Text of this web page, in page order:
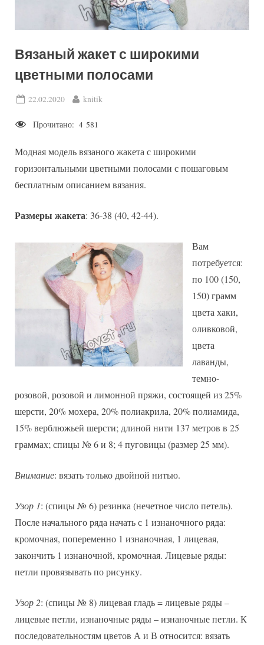
Вязаный жакет с широкими
цветными полосами
Posted
22.02.2020 By
knitik
Прочитано: 4 581
Модная модель вязаного жакета с широкими
горизонтальными цветными полосами с пошаговым
бесплатным описанием вязания.
Размеры жакета: 36-38 (40, 42-44).
Вам
потребуется:
по 100 (150,
150) грамм
цвета хаки,
оливковой,
цвета
лаванды,
темно-
розовой, розовой и лимонной пряжи, состоящей из 25%
шерсти, 20% мохера, 20% полиакрила, 20% полиамида,
15% верблюжьей шерсти; длиной нити 137 метров в 25
граммах; спицы № 6 и 8; 4 пуговицы (размер 25 мм).
Внимание: вязать только двойной нитью.
Узор 1: (спицы № 6) резинка (нечетное число петель).
После начального ряда начать с 1 изнаночного ряда:
кромочная, попеременно 1 изнаночная, 1 лицевая,
закончить 1 изнаночной, кромочная. Лицевые ряды:
петли провязывать по рисунку.
Узор 2: (спицы № 8) лицевая гладь = лицевые ряды –
лицевые петли, изнаночные ряды – изнаночные петли. К
последовательностям цветов А и В относится: вязать